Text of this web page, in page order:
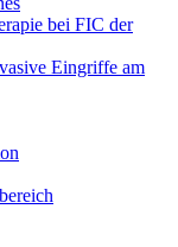
bei FIC der
Eingriffe am